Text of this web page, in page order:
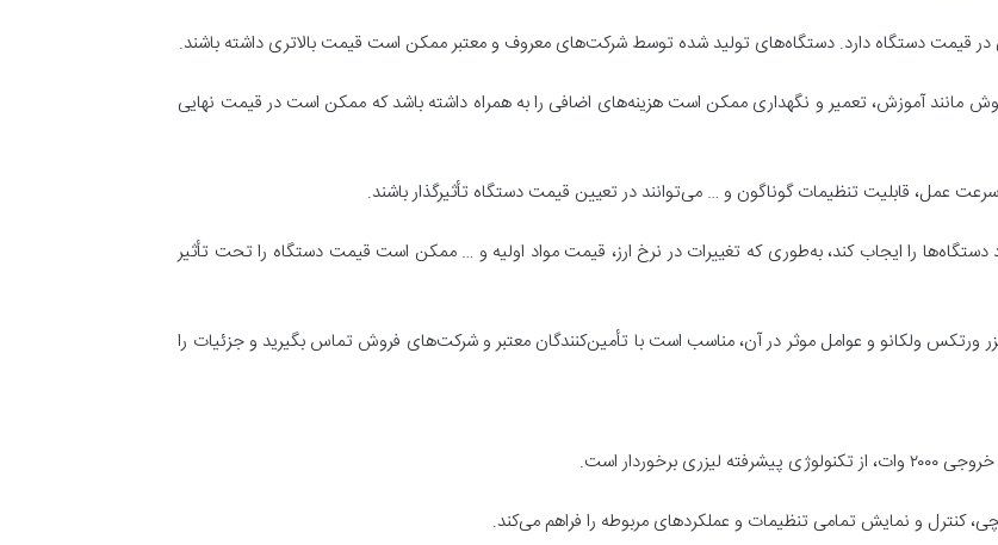
در قیمت دستگاه دارد. دستگاه‌های تولید شده توسط شرکت‌های معروف و معتبر ممکن است قیمت بالاتری داشته باشند.
آموزش، تعمیر و نگهداری ممکن است هزینه‌های اضافی را به همراه داشته باشد که ممکن است در قیمت نهایی
عمل، قابلیت تنظیمات گوناگون و … می‌توانند در تعیین قیمت دستگاه تأثیرگذار باشند.
دستگاه‌ها را ایجاب کند، به‌طوری که تغییرات در نرخ ارز، قیمت مواد اولیه و … ممکن است قیمت دستگاه را تحت تأثیر
ورتکس ولکانو و عوامل موثر در آن، مناسب است با تأمین‌کنندگان معتبر و شرکت‌های فروش تماس بگیرید و جزئیات را
است.